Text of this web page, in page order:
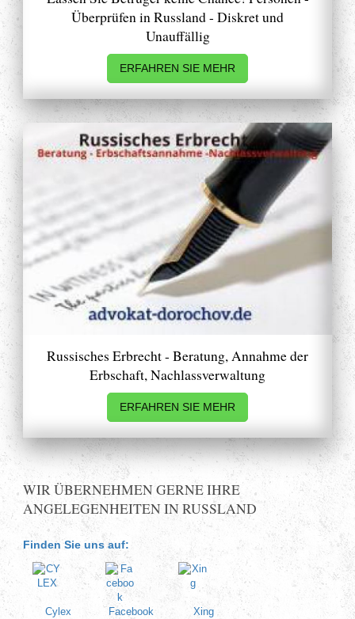
Überprüfen in Russland - Diskret und
Unauffällig
ERFAHREN SIE MEHR
Russisches Erbrecht - Beratung, Annahme der
Erbschaft, Nachlassverwaltung
ERFAHREN SIE MEHR
WIR ÜBERNEHMEN GERNE IHRE
ANGELEGENHEITEN IN RUSSLAND
Finden Sie uns auf:
Cylex Facebook Xing